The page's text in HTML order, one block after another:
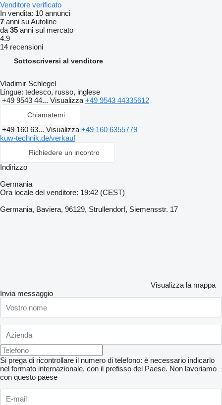
Venditore verificato
In vendita: 10 annunci
7 anni su Autoline
da 35 anni sul mercato
4.9
14 recensioni
Sottoscriversi al venditore
Vladimir Schlegel
Lingue: tedesco, russo, inglese
+49 9543 44... Visualizza +49 9543 44335612
Chiamatemi
+49 160 63... Visualizza +49 160 6355779
kuw-technik.de/verkauf
Richiedere un incontro
Indirizzo
Germania
Ora locale del venditore: 19:42 (CEST)
Germania, Baviera, 96129, Strullendorf, Siemensstr. 17
Visualizza la mappa
Invia messaggio
Si prega di ricontrollare il numero di telefono: è necessario indicarlo
nel formato internazionale, con il prefisso del Paese. Non lavoriamo
con questo paese